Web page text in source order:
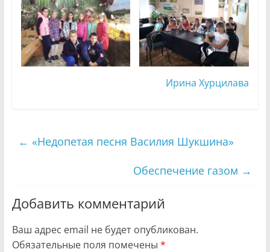
Ирина Хурцилава
← «Недопетая песня Василия Шукшина»
Обеспечение газом →
Добавить комментарий
Ваш адрес email не будет опубликован.
Обязательные поля помечены *